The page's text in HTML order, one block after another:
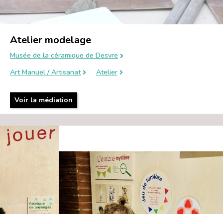
Atelier modelage
Musée de la céramique de Desvre
Art Manuel / Artisanat
Atelier
Voir la médiation